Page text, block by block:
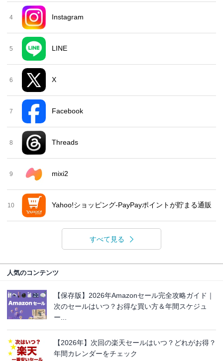
4 Instagram
5 LINE
6 X
7 Facebook
8 Threads
9 mixi2
10 Yahoo!ショッピング-PayPayポイントが貯まる通販
すべて見る
人気のコンテンツ
【保存版】2026年Amazonセール完全攻略ガイド｜
次のセールはいつ？お得な買い方＆年間スケジュ
ー...
【2026年】次回の楽天セールはいつ？どれがお得？
年間カレンダーをチェック